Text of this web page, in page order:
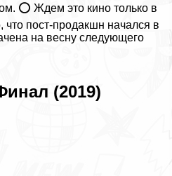
⭕ Ждем это кино только в
что пост-продакшн начался в
на весну следующего
(2019)